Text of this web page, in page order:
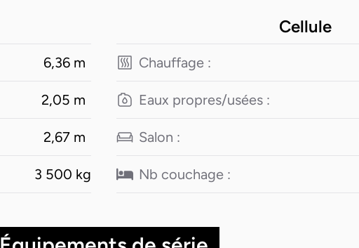
6,36 m
2,05 m
2,67 m
3 500 kg
Cellule
Chauffage :
Eaux propres/usées :
Salon :
Nb couchage :